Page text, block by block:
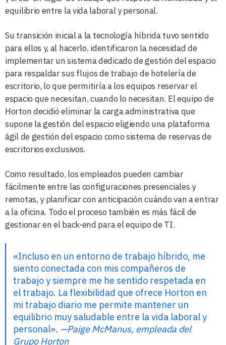
equilibrio entre la vida laboral y personal.
Su transición inicial a la tecnología híbrida tuvo sentido
para ellos y, al hacerlo, identificaron la necesidad de
implementar un sistema dedicado de gestión del espacio
para respaldar sus flujos de trabajo de hotelería de
escritorio, lo que permitiría a los equipos reservar el
espacio que necesitan, cuando lo necesitan. El equipo de
Horton decidió eliminar la carga administrativa que
supone la gestión del espacio eligiendo una plataforma
ágil de gestión del espacio como sistema de reservas de
escritorios exclusivos.
Como resultado, los empleados pueden cambiar
fácilmente entre las configuraciones presenciales y
remotas, y planificar con anticipación cuándo van a entrar
a la oficina. Todo el proceso también es más fácil de
gestionar en el back-end para el equipo de TI.
«Incluso en un entorno de trabajo híbrido, me
siento conectada con mis compañeros de
trabajo y siempre me he sentido respetada en
el trabajo. La flexibilidad que ofrece Horton en
mi trabajo diario me permite mantener un
equilibrio muy saludable entre la vida laboral y
personal». —Paige McManus, empleada del
Grupo Horton